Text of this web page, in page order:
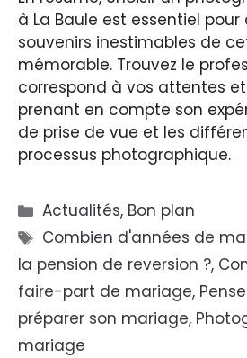
à La Baule est essentiel
souvenirs inestimables de
mémorable. Trouvez le
correspond à vos attentes
prenant en compte son
de prise de vue et les
processus photographique.
Catégories
Actualités, Bon plan
Étiquettes
Combien d'années de
la pension de reversion ?,
faire-part de mariage,
préparer son mariage,
mariage